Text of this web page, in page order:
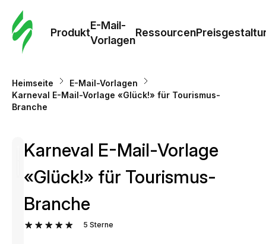
Produkt
E-Mail-
Vorlagen
Ressourcen
Heimseite
E-Mail-Vorlagen
Karneval E-Mail-Vorlage «Glück!» für Tourismus-
Branche
Karneval E-Mail-Vorlage
«Glück!» für Tourismus-
Branche
5 Sterne